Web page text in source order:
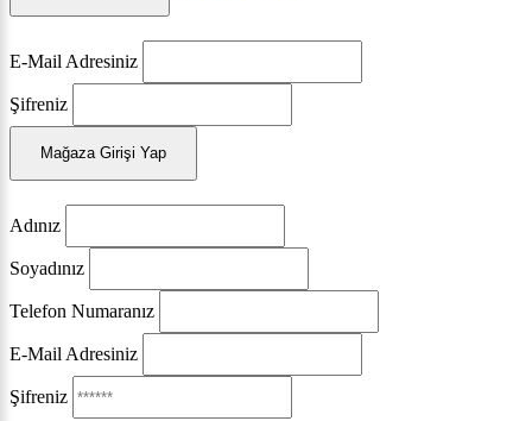
E-Mail Adresiniz
Şifreniz
Mağaza Girişi Yap
Adınız
Soyadınız
Telefon Numaranız
E-Mail Adresiniz
Şifreniz